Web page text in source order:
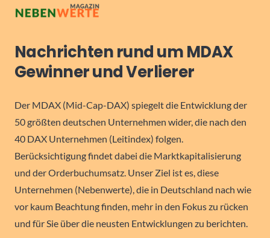
Nachrichten rund um MDAX
Gewinner und Verlierer
Der MDAX (Mid-Cap-DAX) spiegelt die Entwicklung der
50 größten deutschen Unternehmen wider, die nach den
40 DAX Unternehmen (Leitindex) folgen.
Berücksichtigung findet dabei die Marktkapitalisierung
und der Orderbuchumsatz. Unser Ziel ist es, diese
Unternehmen (Nebenwerte), die in Deutschland nach wie
vor kaum Beachtung finden, mehr in den Fokus zu rücken
und für Sie über die neusten Entwicklungen zu berichten.